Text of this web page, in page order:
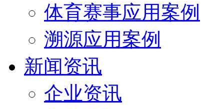
体育赛事应用案例
溯源应用案例
新闻资讯
企业资讯